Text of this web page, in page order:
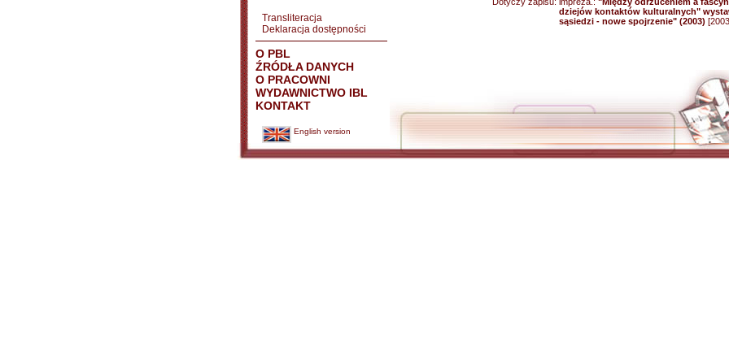
Transliteracja
Deklaracja dostępności
O PBL
ŹRÓDŁA DANYCH
O PRACOWNI
WYDAWNICTWO IBL
KONTAKT
English version
dziejów kontaktów kulturalnych"
sąsiedzi - nowe spojrzenie" (2003)